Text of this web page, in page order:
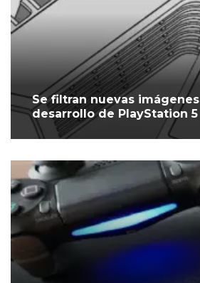
Se filtran nuevas
desarrollo de PlayStation 5